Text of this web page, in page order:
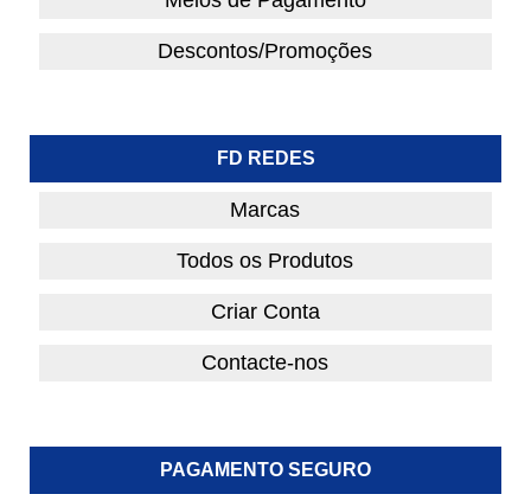
Descontos/Promoções
FD REDES
Marcas
Todos os Produtos
Criar Conta
Contacte-nos
PAGAMENTO SEGURO